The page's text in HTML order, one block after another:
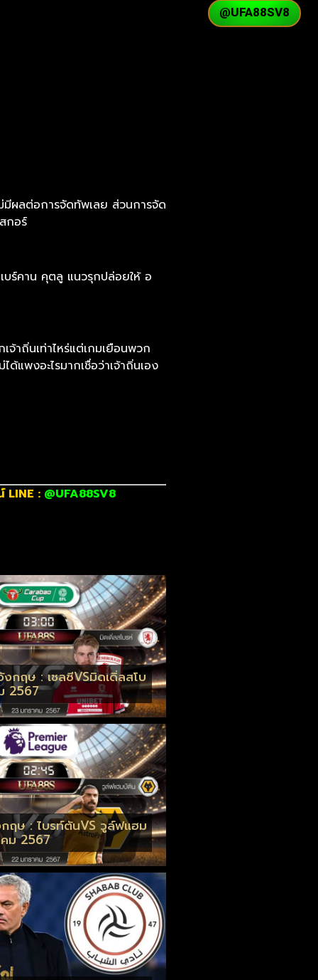
มีผลต่อการจัดทัพเลย ส่วนการจัด
กอร์
ร์คาน คุตลู แนวรุกปล่อยให้ อ
าถิ่นเท่าไหร่แต่เกมเยือนพวก
แพงอะไรมากเชื่อว่าเจ้าถิ่นเอง
LINE : @UFA88SV8
กฤษ : เชลซีVSมิดเดิ่ลสโบ
2567
ฤษ : ไบรท์ตันVS วูล์ฟแฮม
ม 2567
@UFA88SV8